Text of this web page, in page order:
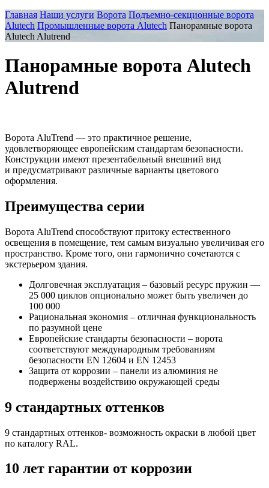
Главная Наши услуги Ворота Подъемно-секционные ворота
Alutech Промышленные ворота Alutech Панорамные ворота
Alutech Alutrend
Панорамные ворота Alutech
Alutrend
Ворота AluTrend — это практичное решение,
удовлетворяющее европейским стандартам безопасности.
Конструкции имеют презентабельный внешний вид
и предусматривают различные варианты цветового
оформления.
Преимущества серии
Ворота AluTrend способствуют притоку естественного
освещения в помещение, тем самым визуально увеличивая его
пространство. Кроме того, они гармонично сочетаются с
экстерьером здания.
Долговечная эксплуатация – базовый ресурс пружин —
25 000 циклов опционально может быть увеличен до
100 000
Рациональная экономия – отличная функциональность
по разумной цене
Европейские стандарты безопасности – ворота
соответствуют международным требованиям
безопасности EN 12604 и EN 12453
Защита от коррозии – панели из алюминия не
подвержены воздействию окружающей среды
9 стандартных оттенков
9 стандартных оттенков- возможность окраски в любой цвет
по каталогу RAL.
10 лет гарантии от коррозии